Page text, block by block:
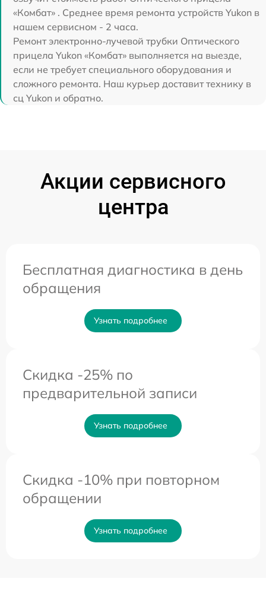
«Комбат» . Среднее время ремонта устройств Yukon в
нашем сервисном - 2 часа.
Ремонт электронно-лучевой трубки Оптического
прицела Yukon «Комбат» выполняется на выезде,
если не требует специального оборудования и
сложного ремонта. Наш курьер доставит технику в
сц Yukon и обратно.
Акции сервисного
центра
Бесплатная диагностика в день
обращения
Узнать подробнее
Скидка -25% по
предварительной записи
Узнать подробнее
Скидка -10% при повторном
обращении
Узнать подробнее